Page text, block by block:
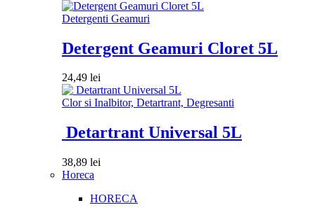
Detergenti Geamuri
Detergent Geamuri Cloret 5L
24,49 lei
Clor si Inalbitor, Detartrant, Degresanti
Detartrant Universal 5L
38,89 lei
Horeca
HORECA